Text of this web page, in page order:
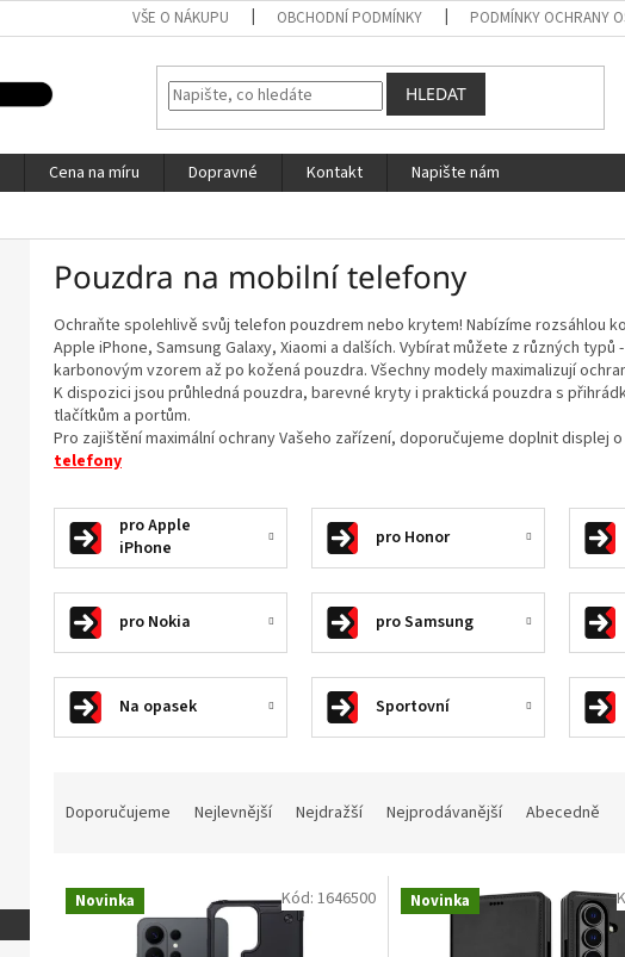
VŠE O NÁKUPU OBCHODNÍ PODMÍNKY PODMÍNKY OCHRANY
HLEDAT
Cena na míru Dopravné Kontakt
Napište nám
Pouzdra na mobilní telefony
Ochraňte spolehlivě svůj telefon pouzdrem nebo krytem! Nabízíme rozsáhlou
Apple iPhone, Samsung Galaxy, Xiaomi a dalších. Vybírat můžete z různých
karbonovým vzorem až po kožená pouzdra. Všechny modely maximalizují
K dispozici jsou průhledná pouzdra, barevné kryty i praktická pouzdra s
tlačítkům a portům.
Pro zajištění maximální ochrany Vašeho zařízení, doporučujeme doplnit displej
telefony
pro Apple
iPhone
pro Honor
pro Nokia pro Samsung
Na opasek Sportovní
n
Doporučujeme Nejlevnější Nejdražší Nejprodávanější Abecedně
V Novinka Kód: 1646500 Novinka